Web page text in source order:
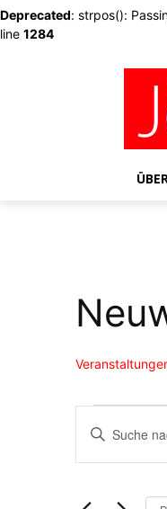
Deprecated: strpos():
line 1284
Suche
Bitte
Schlüsselwort
eingeben.
nach